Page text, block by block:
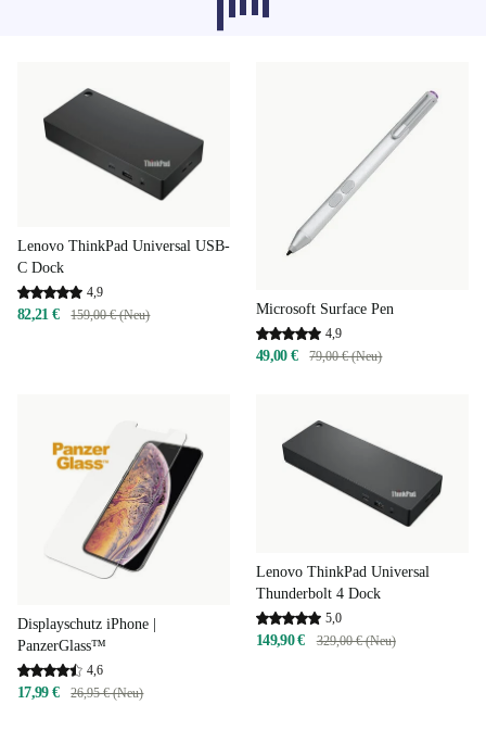
Kategorien laden gerade nicht, sorry.
Lenovo ThinkPad Universal USB-
C Dock
4,9
82,21 € 159,00 € (Neu) Microsoft Surface Pen
4,9
49,00 € 79,00 € (Neu)
Displayschutz iPhone |
PanzerGlass™
4,6
17,99 € 26,95 € (Neu)
Lenovo ThinkPad Universal
Thunderbolt 4 Dock
5,0
149,90 € 329,00 € (Neu)